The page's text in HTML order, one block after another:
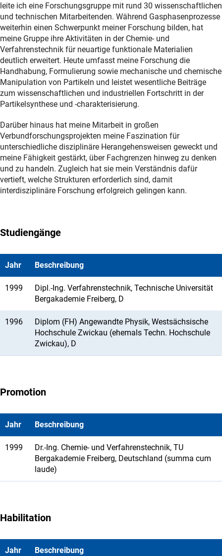
leite ich eine Forschungsgruppe mit rund 30 wissenschaftlichen
und technischen Mitarbeitenden. Während Gasphasenprozesse
weiterhin einen Schwerpunkt meiner Forschung bilden, hat
meine Gruppe ihre Aktivitäten in der Chemie- und
Verfahrenstechnik für neuartige funktionale Materialien
deutlich erweitert. Heute umfasst meine Forschung die
Handhabung, Formulierung sowie mechanische und chemische
Manipulation von Partikeln und leistet wesentliche Beiträge
zum wissenschaftlichen und industriellen Fortschritt in der
Partikelsynthese und -charakterisierung.
Darüber hinaus hat meine Mitarbeit in großen
Verbundforschungsprojekten meine Faszination für
unterschiedliche disziplinäre Herangehensweisen geweckt und
meine Fähigkeit gestärkt, über Fachgrenzen hinweg zu denken
und zu handeln. Zugleich hat sie mein Verständnis dafür
vertieft, welche Strukturen erforderlich sind, damit
interdisziplinäre Forschung erfolgreich gelingen kann.
Studiengänge
Jahr Beschreibung
1999
Dipl.-Ing. Verfahrenstechnik, Technische Universität
Bergakademie Freiberg, D
1996
Diplom (FH) Angewandte Physik, Westsächsische
Hochschule Zwickau (ehemals Techn. Hochschule
Zwickau), D
Promotion
Jahr Beschreibung
1999
Dr.-Ing. Chemie- und Verfahrenstechnik, TU
Bergakademie Freiberg, Deutschland (summa cum
laude)
Habilitation
Jahr Beschreibung